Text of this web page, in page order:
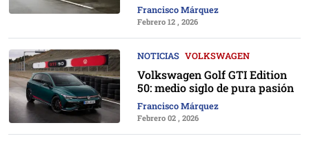
Francisco Márquez
Febrero 12 , 2026
NOTICIAS VOLKSWAGEN
Volkswagen Golf GTI Edition
50: medio siglo de pura pasión
Francisco Márquez
Febrero 02 , 2026